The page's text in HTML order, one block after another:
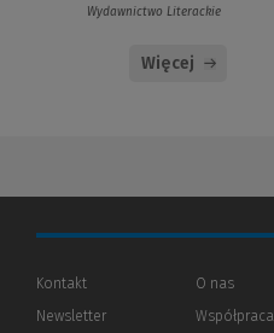
Wydawnictwo Literackie
Więcej
Kontakt
Newsletter
O nas
Współpraca